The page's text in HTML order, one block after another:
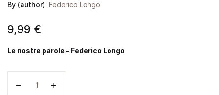
By (author) Federico Longo
9,99 €
Le nostre parole – Federico Longo